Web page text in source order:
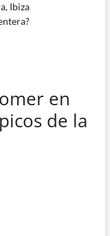
Ibiza
en
de la